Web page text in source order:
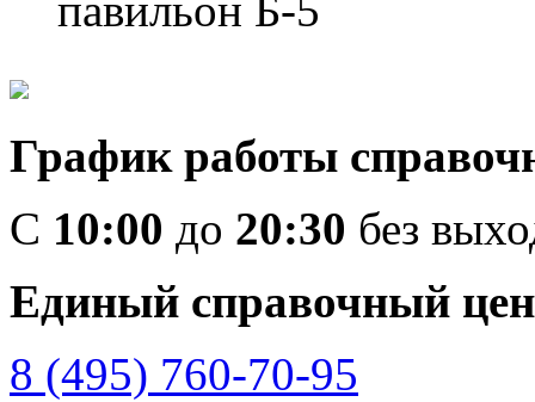
павильон Б-5
График работы
C 10:00 до 20:30 без
Единый справочный
8 (495) 760-70-95